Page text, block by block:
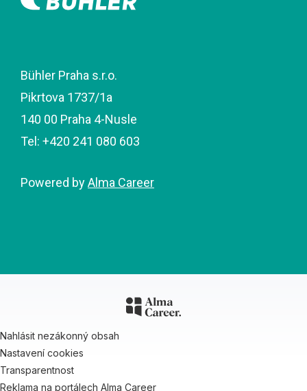
Bühler Praha s.r.o.
Pikrtova 1737/1a
140 00 Praha 4-Nusle
Tel: +420 241 080 603
Powered byAlma Career
Nahlásit nezákonný obsah
Nastavení cookies
Transparentnost
Reklama na portálech Alma Career